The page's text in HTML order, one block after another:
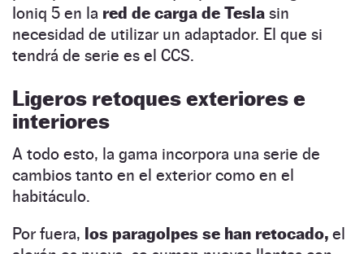
Ioniq 5 en la red de carga de Tesla sin
necesidad de utilizar un adaptador. El que si
tendrá de serie es el CCS.
Ligeros retoques exteriores e
interiores
A todo esto, la gama incorpora una serie de
cambios tanto en el exterior como en el
habitáculo.
Por fuera, los paragolpes se han retocado, el